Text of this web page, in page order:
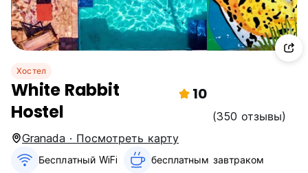
Хостел
White Rabbit
Hostel
10
(350 отзывы)
Granada · Посмотреть карту
Бесплатный WiFi бесплатным завтраком‎